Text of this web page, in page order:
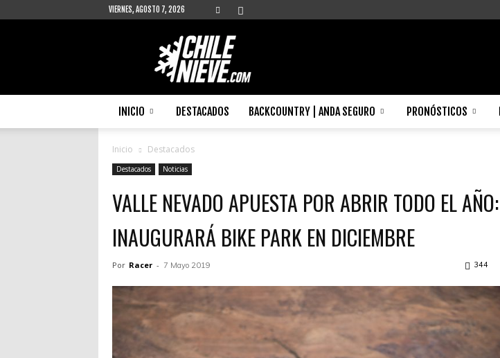
VIERNES, AGOSTO 7, 2026
Chilenieve
INICIO DESTACADOS BACKCOUNTRY | ANDA SEGURO PRONÓSTICOS
Inicio Destacados
Destacados Noticias
VALLE NEVADO APUESTA POR ABRIR TODO EL AÑO:
INAUGURARÁ BIKE PARK EN DICIEMBRE
Por Racer - 7 Mayo 2019 344